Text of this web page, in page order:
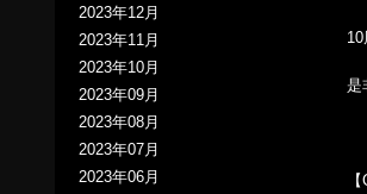
2023年12月
2023年11月
2023年10月
2023年09月
2023年08月
2023年07月
2023年06月
是